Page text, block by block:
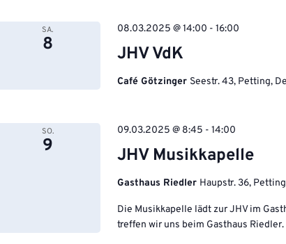
SA.
8 JHV VdK
08.03.2025 @ 14:00 - 16:00
Café Götzinger Seestr. 43, Petting,
SO.
9 JHV Musikkapelle
09.03.2025 @ 8:45 - 14:00
Gasthaus Riedler Haupstr. 36, Petting
Die Musikkapelle lädt zur JHV im
treffen wir uns beim Gasthaus